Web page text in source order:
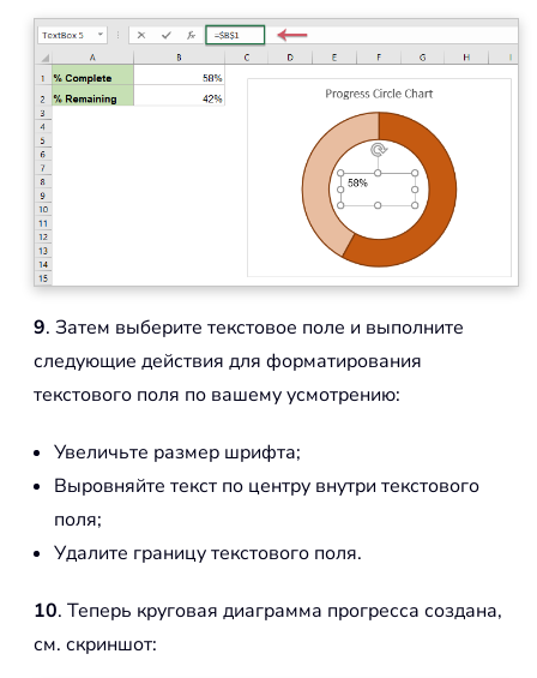
9. Затем выберите текстовое поле и выполните
следующие действия для форматирования
текстового поля по вашему усмотрению:
Увеличьте размер шрифта;
Выровняйте текст по центру внутри текстового
поля;
Удалите границу текстового поля.
10. Теперь круговая диаграмма прогресса создана,
см. скриншот: